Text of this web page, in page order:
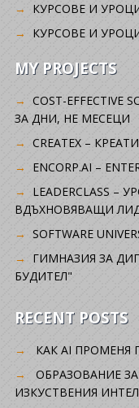
КУРСОВЕ И
КУРСОВЕ И
MY PROJECTS
COST-
ЗА ДНИ, НЕ МЕСЕЦИ
CREATEX –
ENCORP.AI –
LEADERCLASS –
ВДЪХНОВЯВАЩИ
SOFTWARE
ГИМНАЗИЯ ЗА
БУДИТЕЛ"
RECENT POSTS
КАК AI ПРОМЕНЯ
ОБРАЗОВАНИЕ
ИЗКУСТВЕНИЯ